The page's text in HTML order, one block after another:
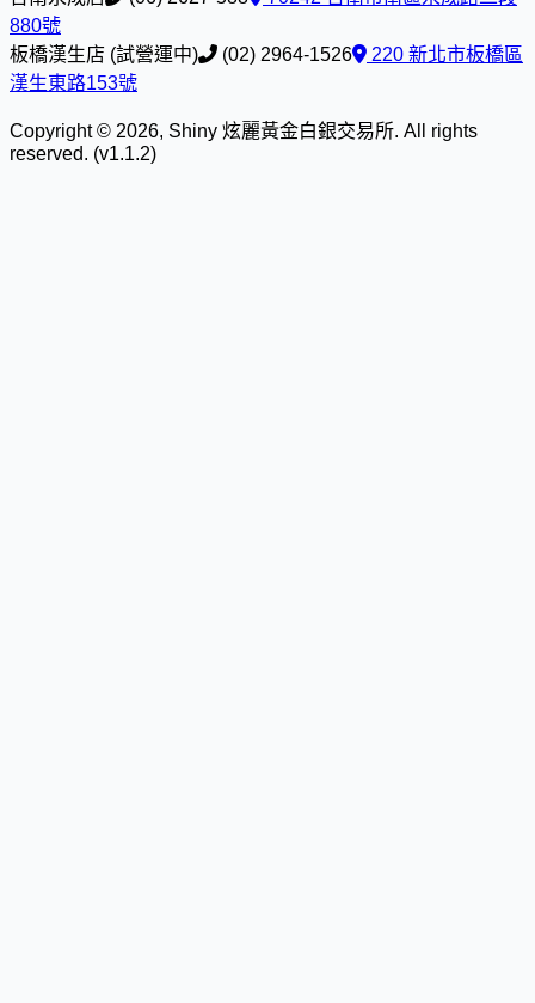
880號
板橋漢生店 (試營運中)
(02) 2964-1526
220 新北市板橋區
漢生東路153號
Copyright © 2026, Shiny 炫麗黃金白銀交易所. All rights
reserved. (v1.1.2)